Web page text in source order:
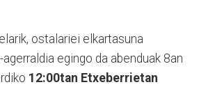
ostalariei elkartasuna
egingo da abenduak 8an
12:00tan Etxeberrietan